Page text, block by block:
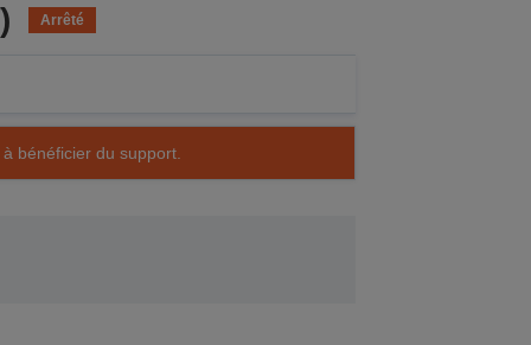
Arrêté
bénéficier du support.